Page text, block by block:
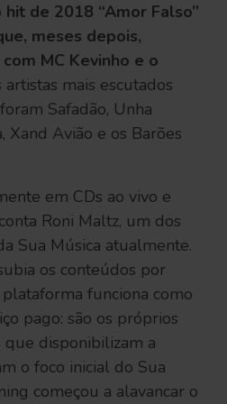
de 2018 “Amor Falso”
meses depois,
MC Kevinho e o
artistas mais escutados
Safadão, Unha
Xand Avião e os Barões
em CDs ao vivo e
Roni Maltz, um dos
Sua Música atualmente.
os conteúdos por
funciona como
pago: são os próprios
que disponibilizam a
o foco inicial do Sua
começou a alavancar o